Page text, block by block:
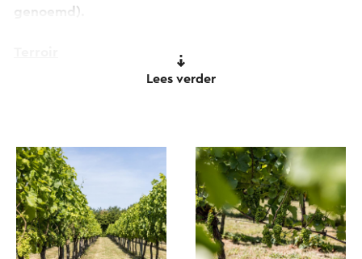
genoemd).
De wijngaard ligt in het noordelijkste deel van het
tot een diepte van circa 13 meter uit grof zand,
grind en kiezel.
Landschap en klimaat
De wijngaard is gelegen op een hoogte van 107
meter in een open gebied met een perfecte
Lees verder